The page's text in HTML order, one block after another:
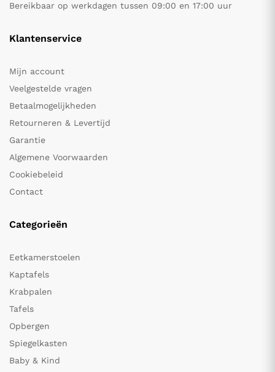
Bereikbaar op werkdagen tussen 09:00 en 17:00 uur
Klantenservice
Mijn account
Veelgestelde vragen
Betaalmogelijkheden
Retourneren & Levertijd
Garantie
Algemene Voorwaarden
Cookiebeleid
Contact
Categorieën
Eetkamerstoelen
Kaptafels
Krabpalen
Tafels
Opbergen
Spiegelkasten
Baby & Kind